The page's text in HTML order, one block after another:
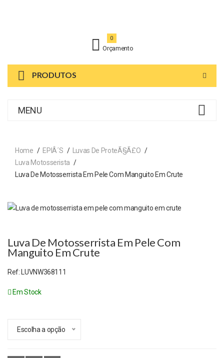
Orçamento
0
PRODUTOS
MENU
Home EPIÂ´s
Luvas De ProteÃ§Ã£o
Luva Motosserista
Luva De Motosserrista Em Pele Com Manguito Em Crute
Luva De Motosserrista Em Pele Com
Manguito Em Crute
Ref: LUVNW368111
Em Stock
Escolha a opção